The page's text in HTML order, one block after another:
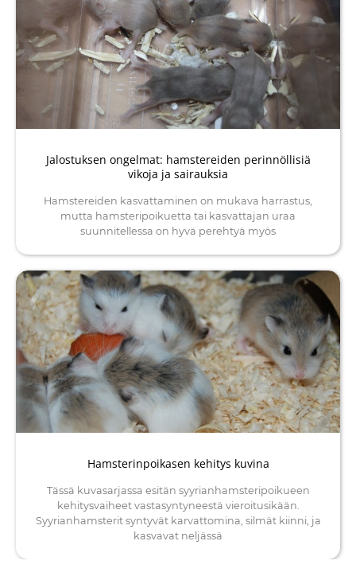
Jalostuksen ongelmat: hamstereiden perinnöllisiä
vikoja ja sairauksia
Hamstereiden kasvattaminen on mukava harrastus,
mutta hamsteripoikuetta tai kasvattajan uraa
suunnitellessa on hyvä perehtyä myös
Hamsterinpoikasen kehitys kuvina
Tässä kuvasarjassa esitän syyrianhamsteripoikueen
kehitysvaiheet vastasyntyneestä vieroitusikään.
Syyrianhamsterit syntyvät karvattomina, silmät kiinni, ja
kasvavat neljässä